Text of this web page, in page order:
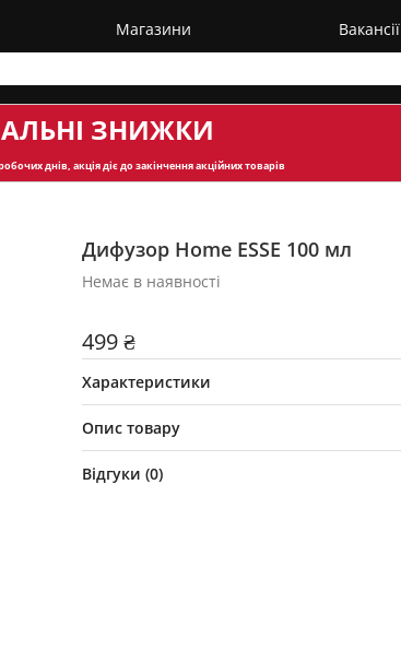
Магазини Вакансії
ЗНИЖКИ
днів, акція діє до закінчення акційних товарів
Дифузор Home ESSE 100 мл
Немає в наявності
499 ₴
Характеристики
Опис товару
Відгуки (0)